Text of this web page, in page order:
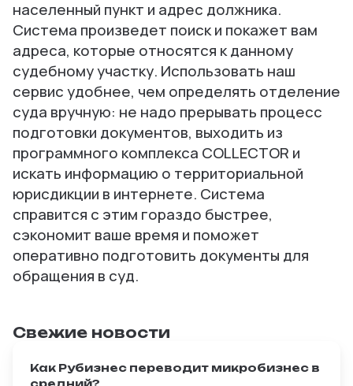
населенный пункт и адрес должника.
Система произведет поиск и покажет вам
адреса, которые относятся к данному
судебному участку. Использовать наш
сервис удобнее, чем определять отделение
суда вручную: не надо прерывать процесс
подготовки документов, выходить из
программного комплекса COLLECTOR и
искать информацию о территориальной
юрисдикции в интернете. Система
справится с этим гораздо быстрее,
сэкономит ваше время и поможет
оперативно подготовить документы для
обращения в суд.
Свежие новости
Как Рубизнес переводит микробизнес в